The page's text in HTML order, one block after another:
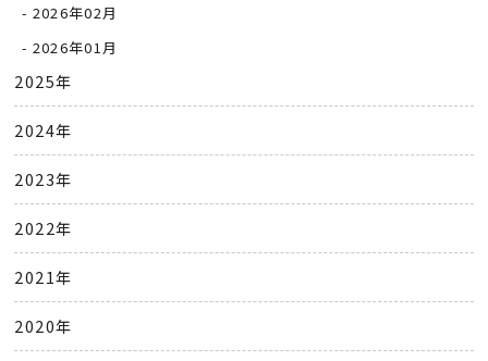
2026年02月
2026年01月
2025年
2024年
2023年
2022年
2021年
2020年